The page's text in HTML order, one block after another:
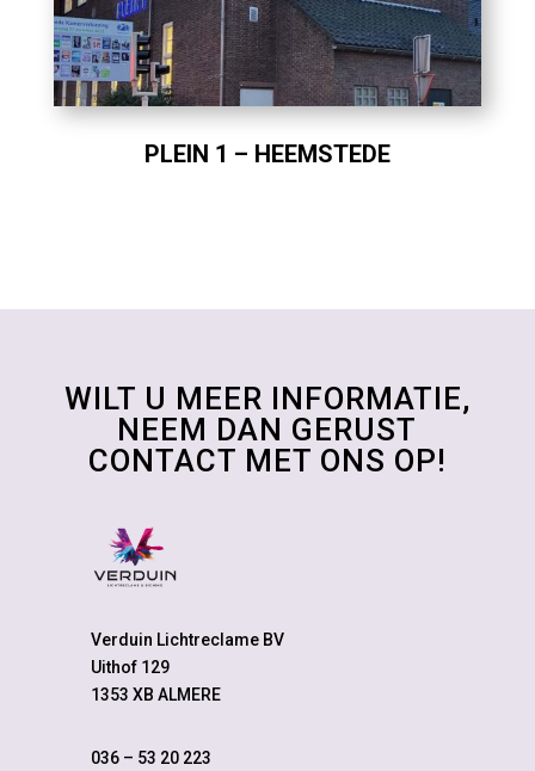
PLEIN 1 – HEEMSTEDE
WILT U MEER INFORMATIE,
NEEM DAN GERUST
CONTACT MET ONS OP!
Verduin Lichtreclame BV
Uithof 129
1353 XB ALMERE
036 – 53 20 223